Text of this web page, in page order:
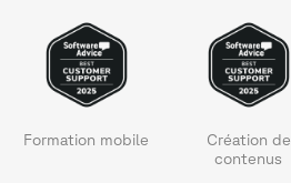
Formation mobile
Création de
contenus